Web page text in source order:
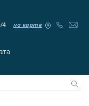
4 на карте